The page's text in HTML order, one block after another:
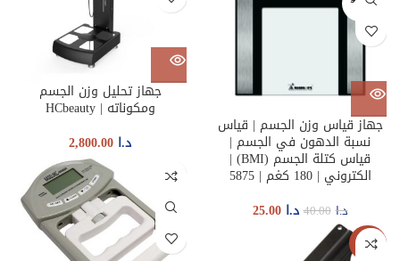
جهاز تحليل وزن الجسم
ومكوناته | HCbeauty
د.ا 2,800.00
فر
جهاز قياس وزن الجسم | قياس
نسبة الدهون في الجسم |
قياس كتلة الجسم (BMI) |
الكتروني | 180 كغم | 5875
د.ا 40.00 د.ا 25.00
جديدنا